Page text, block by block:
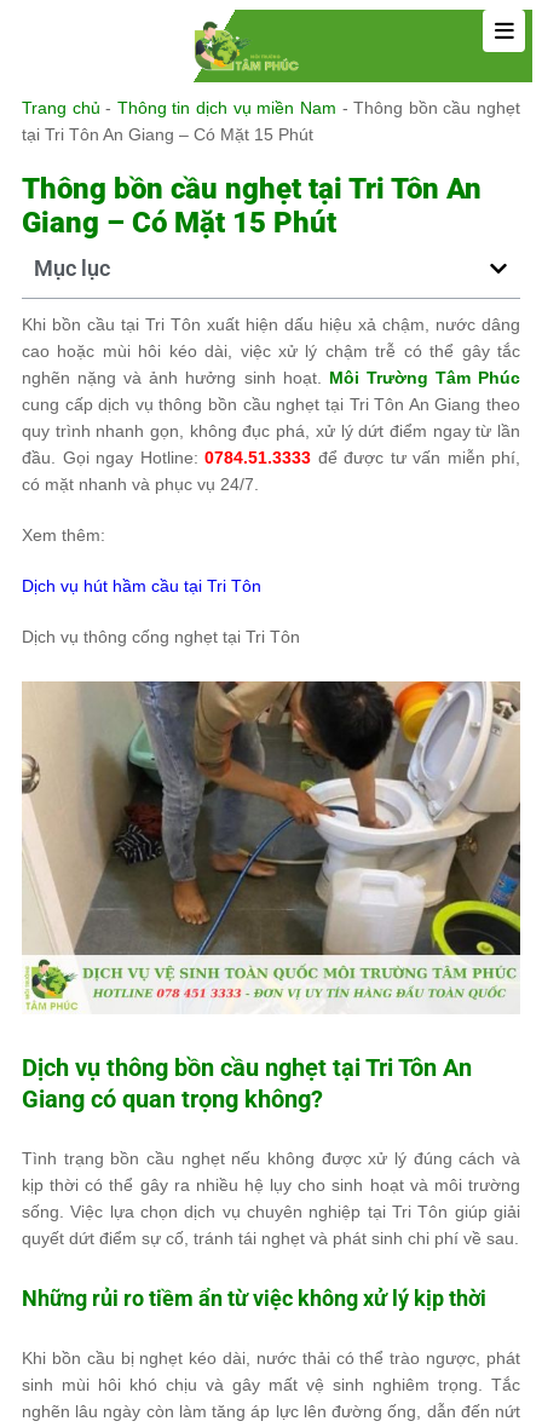
Trang chủ - Thông tin dịch vụ miền Nam -Thông bồn cầu nghẹt
tại Tri Tôn An Giang – Có Mặt 15 Phút
Thông bồn cầu nghẹt tại Tri Tôn An
Giang – Có Mặt 15 Phút
Mục lục
Khi bồn cầu tại Tri Tôn xuất hiện dấu hiệu xả chậm, nước dâng
cao hoặc mùi hôi kéo dài, việc xử lý chậm trễ có thể gây tắc
nghẽn nặng và ảnh hưởng sinh hoạt. Môi Trường Tâm Phúc
cung cấp dịch vụ thông bồn cầu nghẹt tại Tri Tôn An Giang theo
quy trình nhanh gọn, không đục phá, xử lý dứt điểm ngay từ lần
đầu. Gọi ngay Hotline: 0784.51.3333 để được tư vấn miễn phí,
có mặt nhanh và phục vụ 24/7.
Xem thêm:
Dịch vụ hút hầm cầu tại Tri Tôn
Dịch vụ thông cống nghẹt tại Tri Tôn
Dịch vụ thông bồn cầu nghẹt tại Tri Tôn An
Giang có quan trọng không?
Tình trạng bồn cầu nghẹt nếu không được xử lý đúng cách và
kịp thời có thể gây ra nhiều hệ lụy cho sinh hoạt và môi trường
sống. Việc lựa chọn dịch vụ chuyên nghiệp tại Tri Tôn giúp giải
quyết dứt điểm sự cố, tránh tái nghẹt và phát sinh chi phí về sau.
Những rủi ro tiềm ẩn từ việc không xử lý kịp thời
Khi bồn cầu bị nghẹt kéo dài, nước thải có thể trào ngược, phát
sinh mùi hôi khó chịu và gây mất vệ sinh nghiêm trọng. Tắc
nghẽn lâu ngày còn làm tăng áp lực lên đường ống, dẫn đến nứt